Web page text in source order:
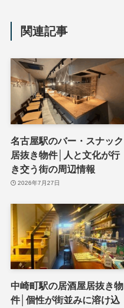
関連記事
名古屋駅のバー・スナック
居抜き物件│人と文化が行
き交う街の周辺情報
2026年7月27日
中崎町駅の居酒屋居抜き物
件│個性が街並みに溶け込